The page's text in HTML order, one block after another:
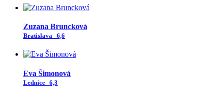
Zuzana Bruncková
Bratislava 6,6
Eva Šimonová
Lednice 6,3